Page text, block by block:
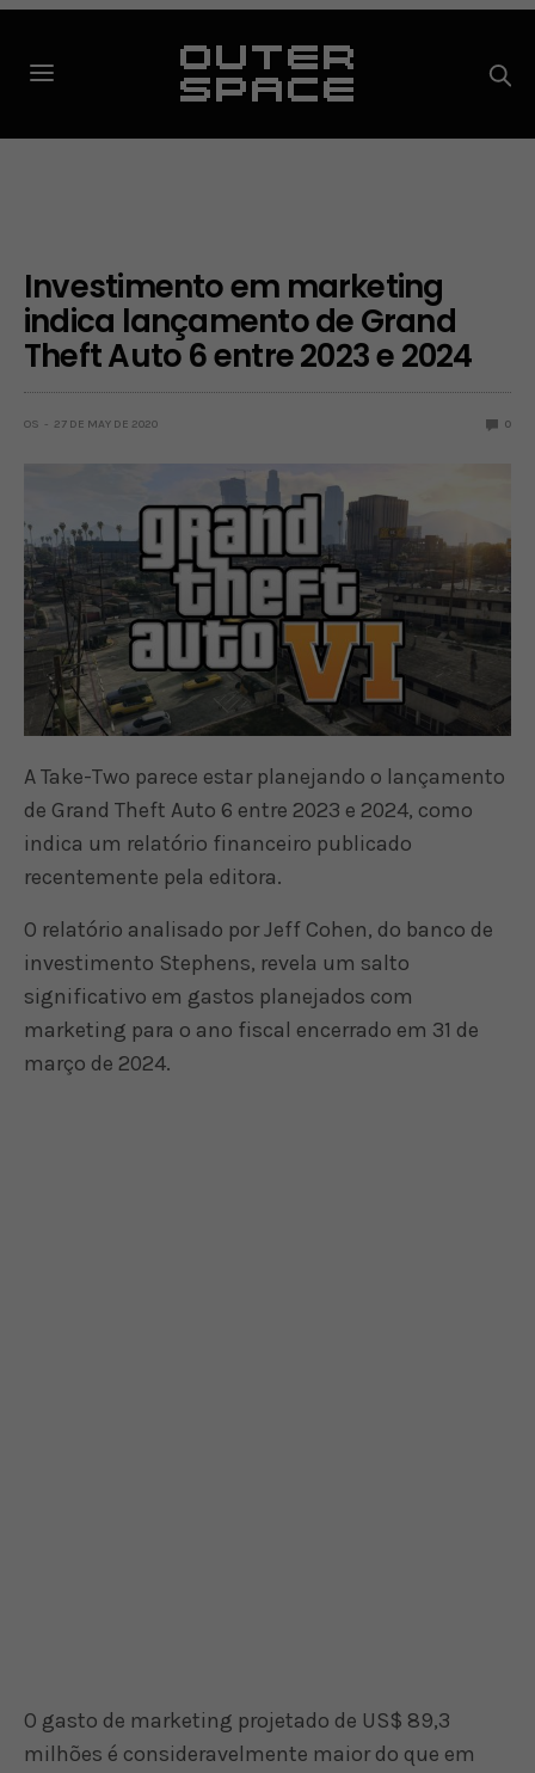
Investimento em marketing
indica lançamento de Grand
Theft Auto 6 entre 2023 e 2024
OS 27 DE MAY DE 2020 0
A Take-Two parece estar planejando o lançamento
de Grand Theft Auto 6 entre 2023 e 2024, como
indica um relatório financeiro publicado
recentemente pela editora.
O relatório analisado por Jeff Cohen, do banco de
investimento Stephens, revela um salto
significativo em gastos planejados com
marketing para o ano fiscal encerrado em 31 de
março de 2024.
O gasto de marketing projetado de US$ 89,3
milhões é consideravelmente maior do que em